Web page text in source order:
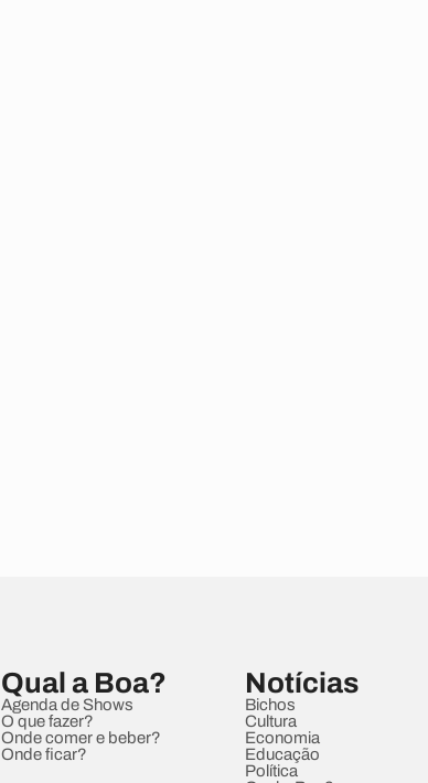
Qual a Boa?
Agenda de Shows
O que fazer?
Onde comer e beber?
Onde ficar?
Notícias
Bichos
Cultura
Economia
Educação
Política